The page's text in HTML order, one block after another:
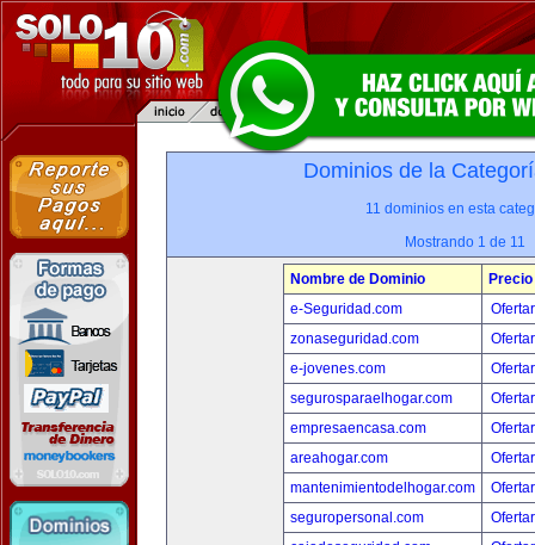
Dominios de la
11 dominios en esta
Mostrando 1 de 11
Nombre de Dominio
Precio
e-Seguridad.com
zonaseguridad.com
e-jovenes.com
segurosparaelhogar.com
empresaencasa.com
areahogar.com
mantenimientodelhogar.com
seguropersonal.com